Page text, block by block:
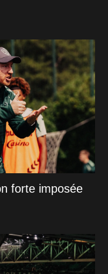
forte imposée